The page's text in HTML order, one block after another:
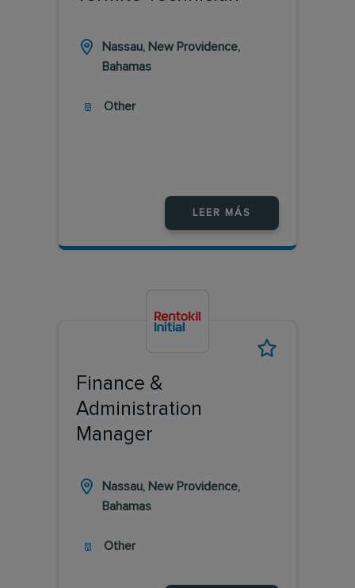
Nassau, New Providence,
Bahamas
Other
LEER MÁS
Finance &
Administration
Manager
Nassau, New Providence,
Bahamas
Other